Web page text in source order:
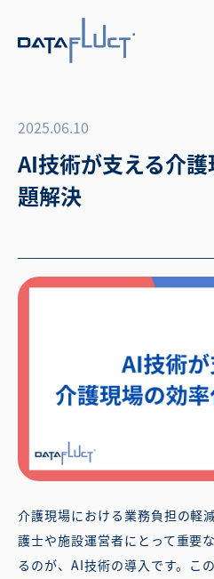
2025.06.10
AI技術が支える介
題解決
介護現場における業務負担の軽
護士や施設運営者にとって重要
るのが、AI技術の導入です。こ